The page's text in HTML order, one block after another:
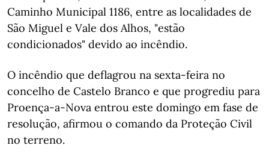
Caminho Municipal 1186, entre as localidades de
São Miguel e Vale dos Alhos, "estão
condicionados" devido ao incêndio.
O incêndio que deflagrou na sexta-feira no
concelho de Castelo Branco e que progrediu para
Proença-a-Nova entrou este domingo em fase de
resolução, afirmou o comando da Proteção Civil
no terreno.